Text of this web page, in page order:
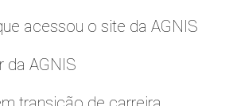
acessou o site da AGNIS
da AGNIS